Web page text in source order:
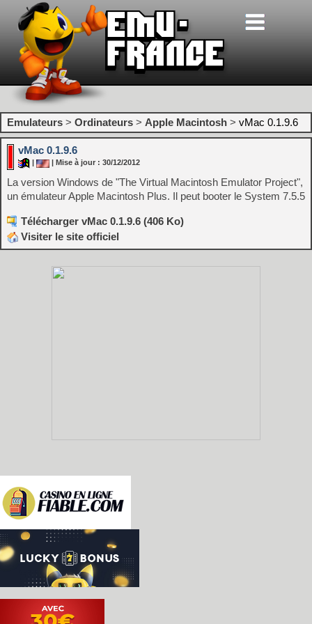
Emulateurs > Ordinateurs > Apple Macintosh > vMac 0.1.9.6
vMac 0.1.9.6
| Mise à jour : 30/12/2012
La version Windows de "The Virtual Macintosh Emulator Project",
un émulateur Apple Macintosh Plus. Il peut booter le System 7.5.5
Télécharger vMac 0.1.9.6 (406 Ko)
Visiter le site officiel